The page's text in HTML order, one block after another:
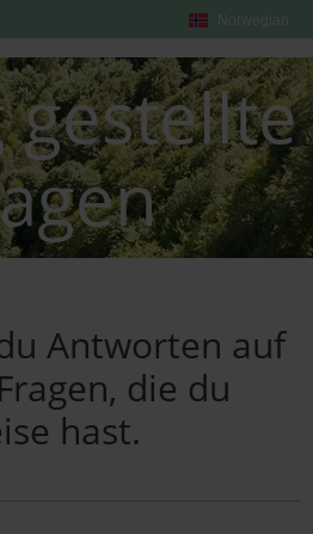
Norwegian
gestellte
Antworten auf
die du
hast.